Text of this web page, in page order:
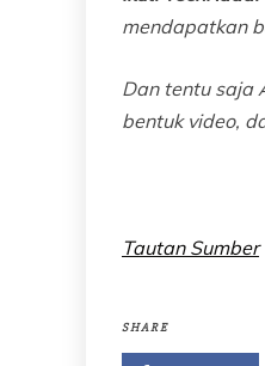
mendapatkan
Dan tentu saja
bentuk video,
Tautan Sumber
SHARE